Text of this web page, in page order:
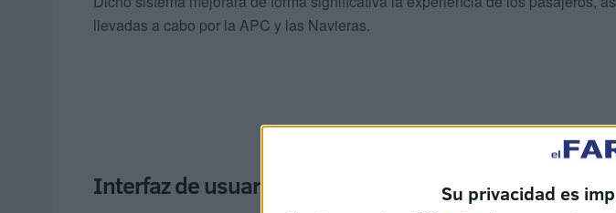
Su privacidad es
llevadas a cabo por la APC y las Navieras.
Interfaz de usuario adecuada